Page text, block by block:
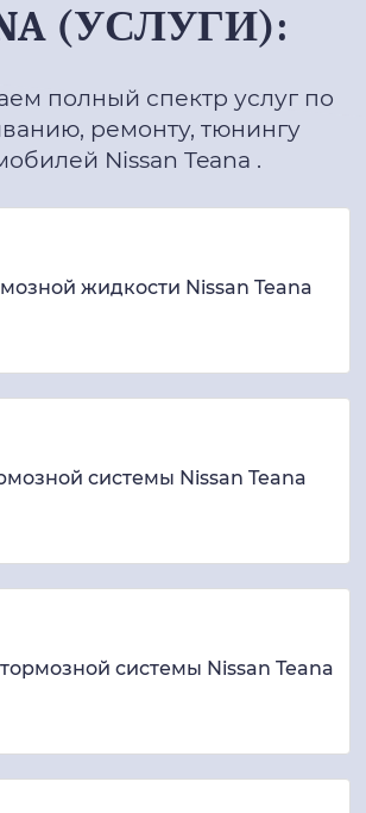
(УСЛУГИ):
полный спектр услуг по
ремонту, тюнингу
Nissan Teana .
жидкости Nissan Teana
системы Nissan Teana
системы Nissan Teana